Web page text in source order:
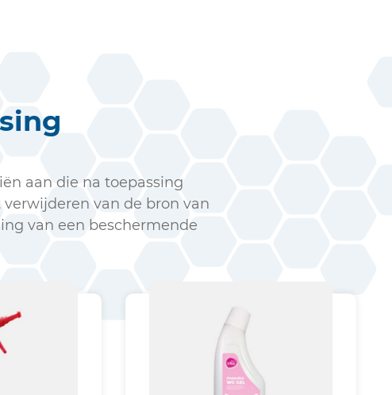
aan die na toepassing
van de bron van
van een beschermende